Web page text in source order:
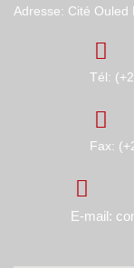
Adresse: Cité Ouled
Tél:
Fax:
E-mail: